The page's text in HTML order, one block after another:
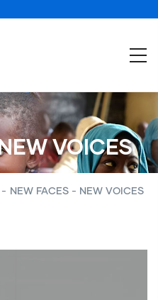
VOICES
- NEW FACES - NEW VOICES